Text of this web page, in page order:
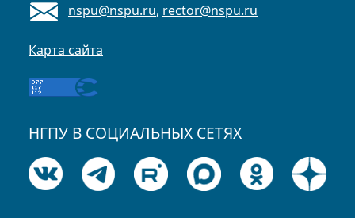
nspu@nspu.ru, rector@nspu.ru
Карта сайта
НГПУ В СОЦИАЛЬНЫХ СЕТЯХ